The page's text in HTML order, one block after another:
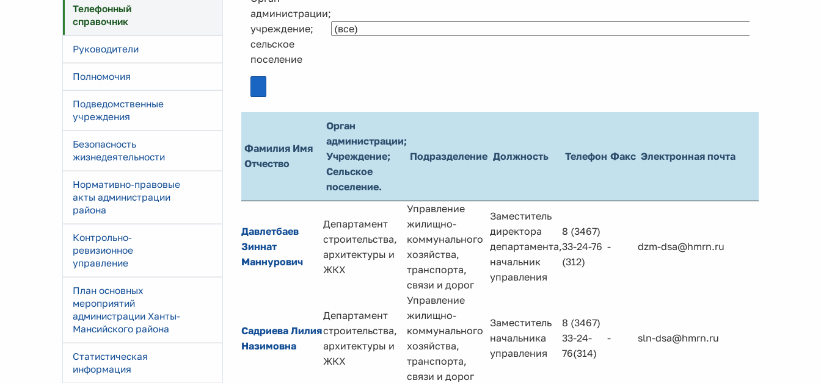
Телефонный
справочник
Руководители
Полномочия
Подведомственные
учреждения
Безопасность
жизнедеятельности
Нормативно-правовые
акты администрации
района
Контрольно-
ревизионное
управление
План основных
мероприятий
администрации Ханты-
Мансийского района
Статистическая
информация
администрации;
учреждение;
сельское
поселение
Фамилия Имя
Отчество
Орган
администрации;
Учреждение;
Сельское
поселение.
Подразделение Должность Телефон Факс Электронная почта
Давлетбаев
Зиннат
Маннурович
Департамент
строительства,
архитектуры и
ЖКХ
Управление
жилищно-
коммунального
хозяйства,
транспорта,
связи и дорог
Заместитель
директора
департамента,
начальник
управления
8 (3467)
33-24-76
(312)
- dzm-dsa@hmrn.ru
Садриева Лилия
Назимовна
Департамент
строительства,
архитектуры и
ЖКХ
Управление
жилищно-
коммунального
хозяйства,
транспорта,
связи и дорог
Заместитель
начальника
управления
8 (3467)
33-24-
76(314)
- sln-dsa@hmrn.ru